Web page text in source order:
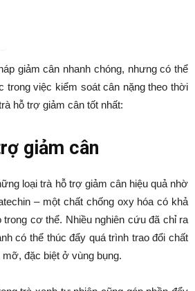
giảm cân nhanh chóng, nhưng có thể
trong việc kiểm soát cân nặng theo thời
hỗ trợ giảm cân tốt nhất:
giảm cân
loại trà hỗ trợ giảm cân hiệu quả nhờ
– một chất chống oxy hóa có khả
trong cơ thể. Nhiều nghiên cứu đã chỉ ra
có thể thúc đẩy quá trình trao đổi chất
đặc biệt ở vùng bụng.